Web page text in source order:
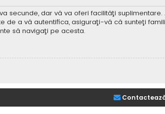
secunde, dar vă va oferi facilităţi
a vă autentifica, asiguraţi-vă că sunteţi
să navigaţi pe acesta.